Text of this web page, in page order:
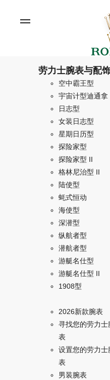
劳力士腕表与配
空中霸王型
宇宙计型迪通拿
日志型
女装日志型
星期日历型
探险家型
探险家型 II
格林尼治型 II
陆使型
蚝式恒动
海使型
深潜型
纵航者型
潜航者型
游艇名仕型
游艇名仕型 II
1908型
2026新款腕表
寻找您的劳力士
表
设置您的劳力士
表
男装腕表